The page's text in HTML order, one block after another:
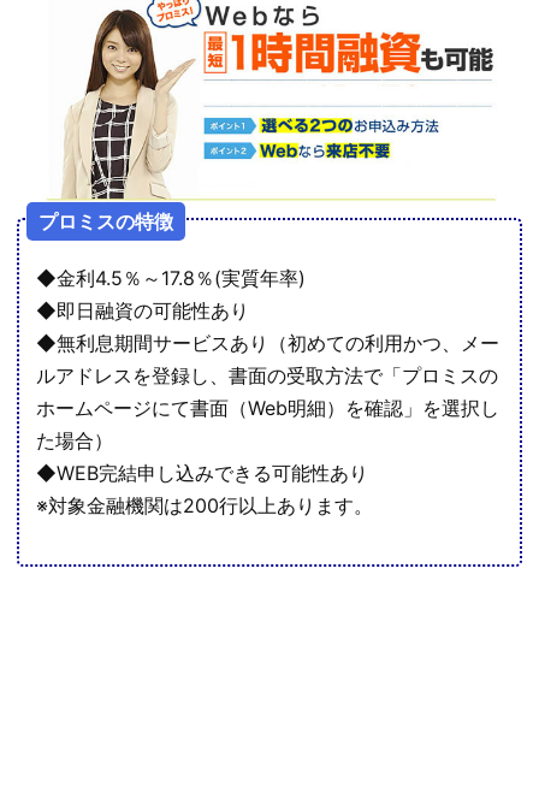
プロミスの特徴
◆金利4.5％～17.8％(実質年率)
◆即日融資の可能性あり
◆無利息期間サービスあり（初めての利用かつ、メー
ルアドレスを登録し、書面の受取方法で「プロミスの
ホームページにて書面（Web明細）を確認」を選択し
た場合）
◆WEB完結申し込みできる可能性あり
※対象金融機関は200行以上あります。